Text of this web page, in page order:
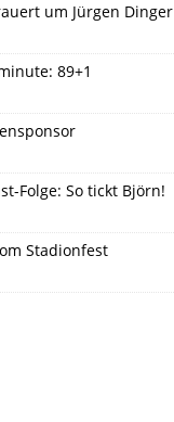
um Jürgen Dinger
89+1
Folge: So tickt Björn!
Stadionfest